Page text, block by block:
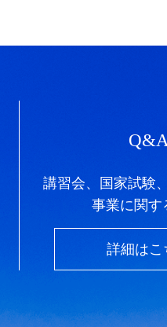
講習会、国家試験
事業に関す
詳細はこ